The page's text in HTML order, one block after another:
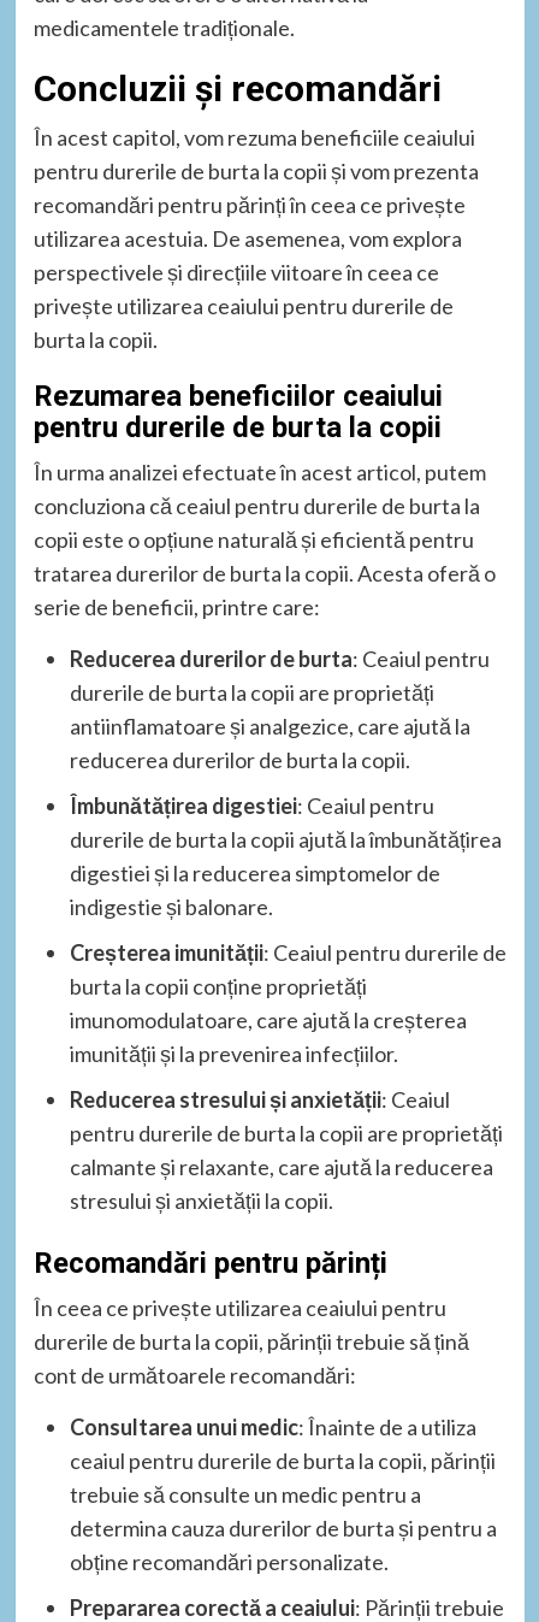
medicamentele tradiționale.
Concluzii și recomandări
În acest capitol, vom rezuma beneficiile ceaiului
pentru durerile de burta la copii și vom prezenta
recomandări pentru părinți în ceea ce privește
utilizarea acestuia. De asemenea, vom explora
perspectivele și direcțiile viitoare în ceea ce
privește utilizarea ceaiului pentru durerile de
burta la copii.
Rezumarea beneficiilor ceaiului
pentru durerile de burta la copii
În urma analizei efectuate în acest articol, putem
concluziona că ceaiul pentru durerile de burta la
copii este o opțiune naturală și eficientă pentru
tratarea durerilor de burta la copii. Acesta oferă o
serie de beneficii, printre care:
Reducerea durerilor de burta: Ceaiul pentru
durerile de burta la copii are proprietăți
antiinflamatoare și analgezice, care ajută la
reducerea durerilor de burta la copii.
Îmbunătățirea digestiei: Ceaiul pentru
durerile de burta la copii ajută la îmbunătățirea
digestiei și la reducerea simptomelor de
indigestie și balonare.
Creșterea imunității: Ceaiul pentru durerile de
burta la copii conține proprietăți
imunomodulatoare, care ajută la creșterea
imunității și la prevenirea infecțiilor.
Reducerea stresului și anxietății: Ceaiul
pentru durerile de burta la copii are proprietăți
calmante și relaxante, care ajută la reducerea
stresului și anxietății la copii.
Recomandări pentru părinți
În ceea ce privește utilizarea ceaiului pentru
durerile de burta la copii, părinții trebuie să țină
cont de următoarele recomandări:
Consultarea unui medic: Înainte de a utiliza
ceaiul pentru durerile de burta la copii, părinții
trebuie să consulte un medic pentru a
determina cauza durerilor de burta și pentru a
obține recomandări personalizate.
Prepararea corectă a ceaiului: Părinții trebuie